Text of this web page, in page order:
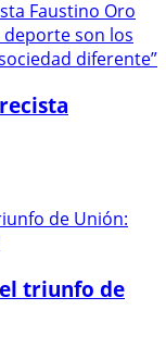
triunfo de